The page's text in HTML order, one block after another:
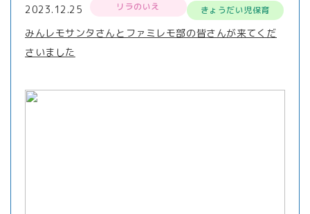
2023.12.25 リラのいえ きょうだい児保育
みんレモサンタさんとファミレモ部の皆さんが来てくだ
さいました